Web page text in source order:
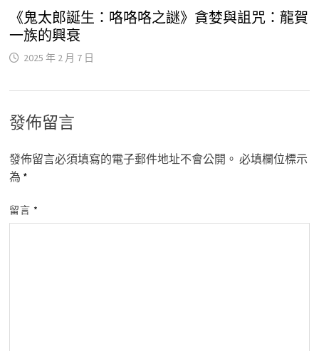
《鬼太郎誕生：咯咯咯之謎》貪婪與詛咒：龍賀
一族的興衰
2025 年 2 月 7 日
發佈留言
發佈留言必須填寫的電子郵件地址不會公開。 必填欄位標示
為 *
留言 *